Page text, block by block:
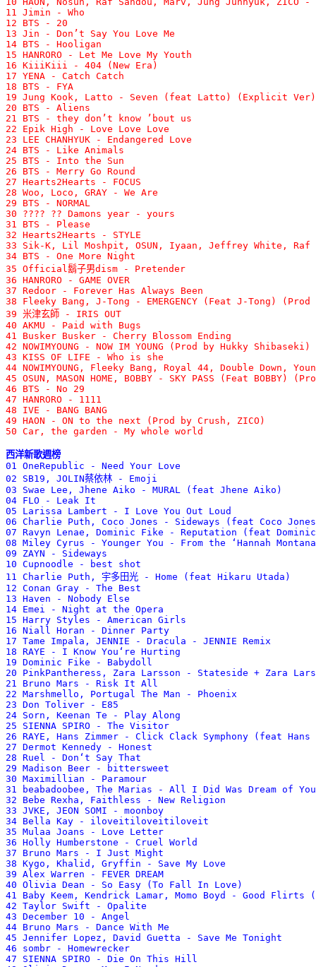
11 Jimin - Who
12 BTS - 20
13 Jin - Don’t Say You Love Me
14 BTS - Hooligan
15 HANRORO - Let Me Love My Youth
16 KiiiKiii - 404 (New Era)
17 YENA - Catch Catch
18 BTS - FYA
19 Jung Kook, Latto - Seven (feat Latto) (Explicit
20 BTS - Aliens
21 BTS - they don’t know ’bout us
22 Epik High - Love Love Love
23 LEE CHANHYUK - Endangered Love
24 BTS - Like Animals
25 BTS - Into the Sun
26 BTS - Merry Go Round
27 Hearts2Hearts - FOCUS
28 Woo, Loco, GRAY - We Are
29 BTS - NORMAL
30 ???? ?? Damons year - yours
31 BTS - Please
32 Hearts2Hearts - STYLE
33 Sik-K, Lil Moshpit, OSUN, Iyaan, Jeffrey White, Raf
34 BTS - One More Night
35 Official鬍子男dism - Pretender
36 HANRORO - GAME OVER
37 Redoor - Forever Has Always Been
38 Fleeky Bang, J-Tong - EMERGENCY (Feat J-Tong)
39 米津玄師 - IRIS OUT
40 AKMU - Paid with Bugs
41 Busker Busker - Cherry Blossom Ending
42 NOWIMYOUNG - NOW IM YOUNG (Prod by Hukky Shibaseki)
43 KISS OF LIFE - Who is she
44 NOWIMYOUNG, Fleeky Bang, Royal 44, Double Down,
45 OSUN, MASON HOME, BOBBY - SKY PASS (Feat BOBBY)
46 BTS - No 29
47 HANRORO - 1111
48 IVE - BANG BANG
49 HAON - ON to the next (Prod by Crush, ZICO)
50 Car, the garden - My whole world
西洋新歌週榜
01 OneRepublic - Need Your Love
02 SB19, JOLIN蔡依林 - Emoji
03 Swae Lee, Jhene Aiko - MURAL (feat Jhene Aiko)
04 FLO - Leak It
05 Larissa Lambert - I Love You Out Loud
06 Charlie Puth, Coco Jones - Sideways (feat Coco
07 Ravyn Lenae, Dominic Fike - Reputation (feat
08 Miley Cyrus - Younger You - From the ‘Hannah
09 ZAYN - Sideways
10 Cupnoodle - best shot
11 Charlie Puth, 宇多田光 - Home (feat Hikaru Utada)
12 Conan Gray - The Best
13 Haven - Nobody Else
14 Emei - Night at the Opera
15 Harry Styles - American Girls
16 Niall Horan - Dinner Party
17 Tame Impala, JENNIE - Dracula - JENNIE Remix
18 RAYE - I Know You‘re Hurting
19 Dominic Fike - Babydoll
20 PinkPantheress, Zara Larsson - Stateside + Zara
21 Bruno Mars - Risk It All
22 Marshmello, Portugal The Man - Phoenix
23 Don Toliver - E85
24 Sorn, Keenan Te - Play Along
25 SIENNA SPIRO - The Visitor
26 RAYE, Hans Zimmer - Click Clack Symphony (feat
27 Dermot Kennedy - Honest
28 Ruel - Don‘t Say That
29 Madison Beer - bittersweet
30 Maximillian - Paramour
31 beabadoobee, The Marias - All I Did Was Dream of
32 Bebe Rexha, Faithless - New Religion
33 JVKE, JEON SOMI - moonboy
34 Bella Kay - iloveitiloveitiloveit
35 Mulaa Joans - Love Letter
36 Holly Humberstone - Cruel World
37 Bruno Mars - I Just Might
38 Kygo, Khalid, Gryffin - Save My Love
39 Alex Warren - FEVER DREAM
40 Olivia Dean - So Easy (To Fall In Love)
41 Baby Keem, Kendrick Lamar, Momo Boyd - Good Flirts
42 Taylor Swift - Opalite
43 December 10 - Angel
44 Bruno Mars - Dance With Me
45 Jennifer Lopez, David Guetta - Save Me Tonight
46 sombr - Homewrecker
47 SIENNA SPIRO - Die On This Hill